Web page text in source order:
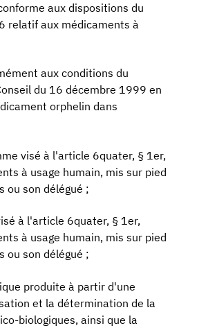
aux dispositions du
relatif aux médicaments à
aux conditions du
du 16 décembre 1999 en
orphelin dans
visé à l'article 6quater, § 1er,
à usage humain, mis sur pied
ou son délégué ;
à l'article 6quater, § 1er,
à usage humain, mis sur pied
ou son délégué ;
produite à partir d'une
et la détermination de la
biologiques, ainsi que la